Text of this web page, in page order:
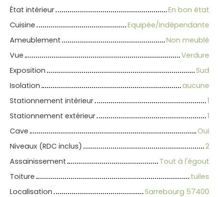
État intérieur
En bon état
Cuisine
Equipée/Indépendante
Ameublement
Non meublé
Vue
Verdure
Exposition
Sud
Isolation
aucune
Stationnement intérieur
1
Stationnement extérieur
1
Cave
Oui
Niveaux (RDC inclus)
2
Assainissement
Tout à l'égout
Toiture
tuiles
Localisation
Sarrebourg 57400